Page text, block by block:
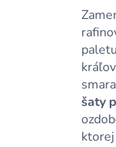
šaty